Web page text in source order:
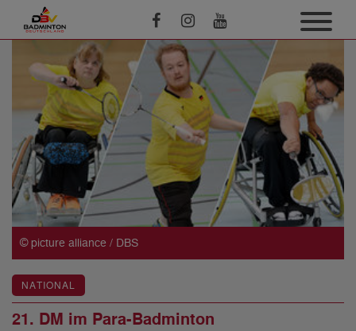
© picture alliance / DBS
NATIONAL
21. DM im Para-Badminton